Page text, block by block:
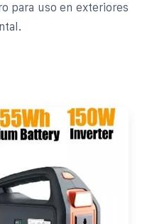
para uso en exteriores